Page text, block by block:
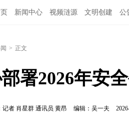
新闻中心 视频涟源 文明创建 公
> 正文
署2026年安
记者 肖星群 通讯员 黄昂 编辑：吴一夫